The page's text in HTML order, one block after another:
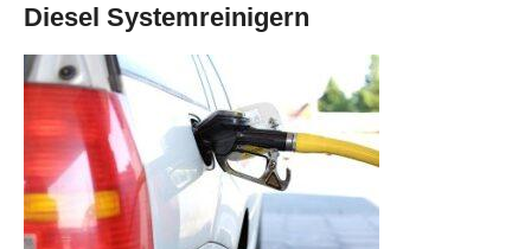
Diesel Systemreinigern